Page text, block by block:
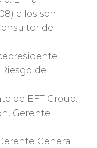
ellos son:
de
de
de EFT Group.
Gerente
General